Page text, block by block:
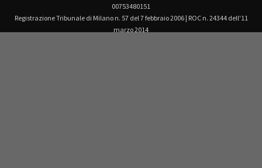
00753480151
Registrazione Tribunale di Milano n. 57 del 7 febbraio 2006 | ROC n. 24344 dell'11
marzo 2014